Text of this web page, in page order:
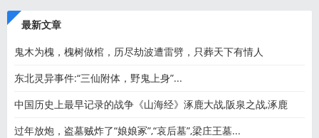
最新文章
鬼木为槐，槐树做棺，历尽劫波遭雷劈，只葬天下有情人
东北灵异事件:“三仙附体，野鬼上身”...
中国历史上最早记录的战争《山海经》涿鹿大战,阪泉之战,涿鹿
过年放炮，盗墓贼炸了“娘娘冢”,“哀后墓”,梁庄王墓...